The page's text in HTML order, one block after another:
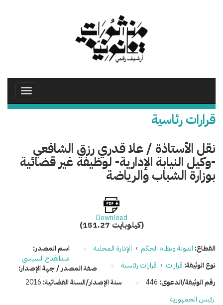
Toggle
قرارات رئاسية
نقل الأستاذة / علا قدري رزق الشافعي
-وكيل النيابة الإدارية- لوظيفة غير قضائية
بوزارة الشباب والرياضة
Download
(151.27 كيلوبايت)
القطاع: الدولة ونظام الحكم › الإدارة المحلية
نوع الوثيقة: قرارات › قرارات رئاسية
رقم الوثيقة/الدعوى: 446 سنة الإصدار/السنة القضائية: 2016
اسم المصدر:
عبدالفتاح السيسي
صفة المصدر / جهة الإصدار:
رئيس الجمهورية